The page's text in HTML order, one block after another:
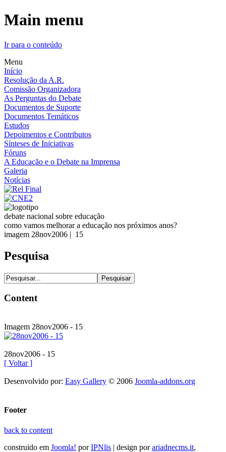
Main menu
Ir para o conteúdo
Menu
Início
Resolução da A.R.
Comissão Organizadora
As Perguntas do Debate
Documentos de Suporte
Documentos Temáticos
Estudos
Depoimentos e Contributos
Sínteses de Iniciativas
Fóruns
A Educação e o Debate na Imprensa
Galeria
Notícias
debate nacional sobre educação
como vamos melhorar a educação nos próximos anos?
imagem 28nov2006 | 15
Pesquisa
Content
Imagem 28nov2006 - 15
28nov2006 - 15
[ Voltar ]
Desenvolvido por: Easy Gallery © 2006 Joomla-addons.org
Footer
back to content
construido em Joomla! porIPNlis | design porariadnecms.it,